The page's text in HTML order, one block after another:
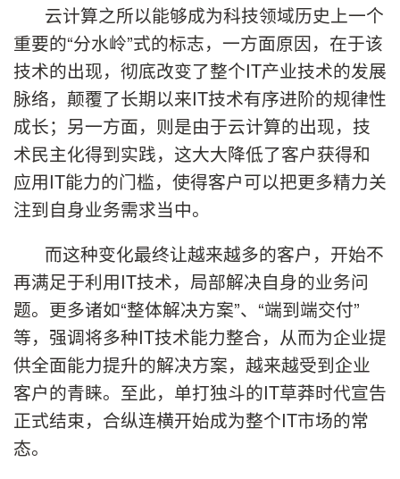
云计算之所以能够成为科技领域历史上一个
重要的“分水岭”式的标志，一方面原因，在于该
技术的出现，彻底改变了整个IT产业技术的发展
脉络，颠覆了长期以来IT技术有序进阶的规律性
成长；另一方面，则是由于云计算的出现，技
术民主化得到实践，这大大降低了客户获得和
应用IT能力的门槛，使得客户可以把更多精力关
注到自身业务需求当中。
而这种变化最终让越来越多的客户，开始不
再满足于利用IT技术，局部解决自身的业务问
题。更多诸如“整体解决方案”、“端到端交付”
等，强调将多种IT技术能力整合，从而为企业提
供全面能力提升的解决方案，越来越受到企业
客户的青睐。至此，单打独斗的IT草莽时代宣告
正式结束，合纵连横开始成为整个IT市场的常
态。